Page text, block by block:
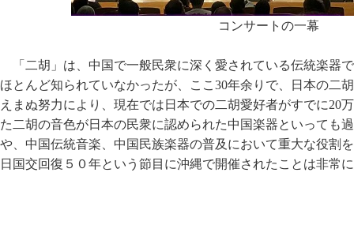
コンサートの一幕
「二胡」は、中国で一般民衆に深く愛されている伝統楽器
ほとんど知られていなかったが、ここ30年余りで、日本の二
えまぬ努力により、現在では日本での二胡愛好者がすでに20
た二胡の音色が日本の民衆に認められた中国楽器といっても
や、中国伝統音楽、中国民族楽器の普及において重大な役割
日国交回復５０年という節目に沖縄で開催されたことは非常